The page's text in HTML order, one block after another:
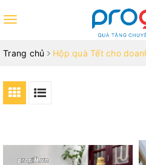
Toggle
Trang chủ Hộp quà Tết cho